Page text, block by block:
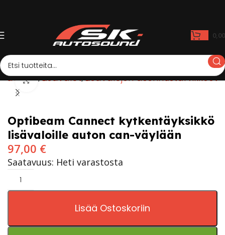
Kauppa Lisävalot Lisävalojen asennustarvikkeet
Click to enlarge
Optibeam Cannect kytkentäyksikkö
lisävaloille auton can-väylään
97,00 €
Saatavuus: Heti varastosta
Lisää Ostoskoriin